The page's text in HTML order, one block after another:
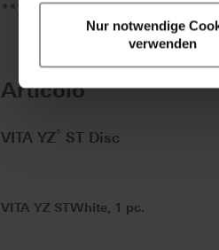
Nur notwendige
verwenden
**) solo con adattatori per
Articolo
VITA YZ® ST Disc
VITA YZ STWhite, 1 pc.